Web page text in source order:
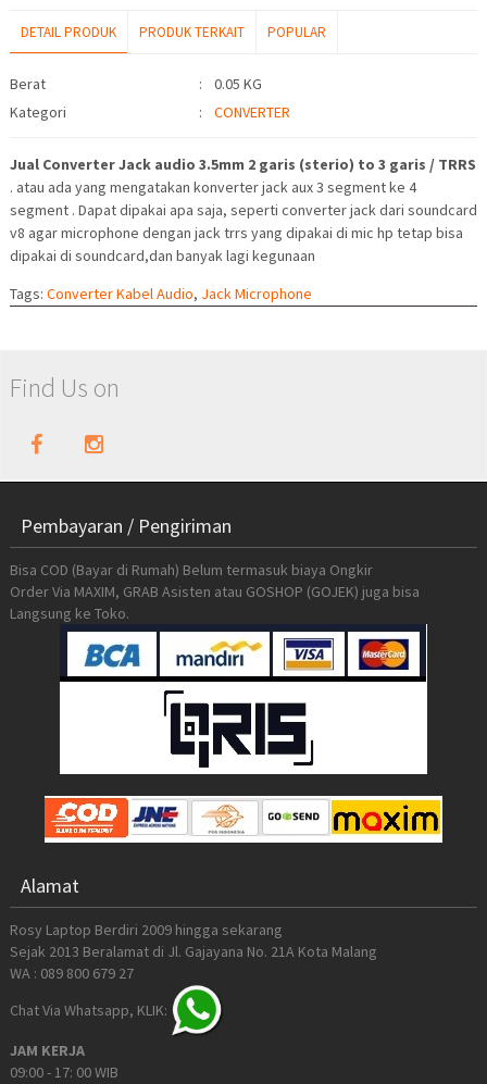
DETAIL PRODUK PRODUK TERKAIT POPULAR
Detail Produk
Berat :
0.05 KG
Kategori
: CONVERTER
Jual Converter Jack audio 3.5mm 2 garis (sterio) to 3 garis / TRRS
. atau ada yang mengatakan konverter jack aux 3 segment ke 4
segment . Dapat dipakai apa saja, seperti converter jack dari soundcard
v8 agar microphone dengan jack trrs yang dipakai di mic hp tetap bisa
dipakai di soundcard,dan banyak lagi kegunaan
Tags: Converter Kabel Audio, Jack Microphone
Find Us on
Pembayaran / Pengiriman
Bisa COD (Bayar di Rumah) Belum termasuk biaya Ongkir
Order Via MAXIM, GRAB Asisten atau GOSHOP (GOJEK) juga bisa
Langsung ke Toko.
Alamat
Rosy Laptop Berdiri 2009 hingga sekarang
Sejak 2013 Beralamat di Jl. Gajayana No. 21A Kota Malang
WA : 089 800 679 27
Chat Via Whatsapp, KLIK:
JAM KERJA
09:00 - 17: 00 WIB